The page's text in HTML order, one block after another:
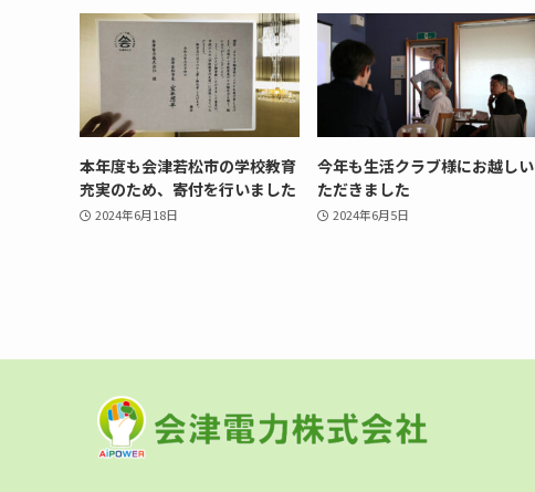
本年度も会津若松市の学校教育
充実のため、寄付を行いました
2024年6月18日
今年も生活クラブ様にお越しい
ただきました
2024年6月5日